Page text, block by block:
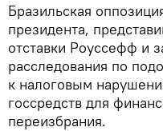
Бразильская
президента,
отставки Роуссефф и
расследования по
к налоговым
госсредств для
переизбрания.